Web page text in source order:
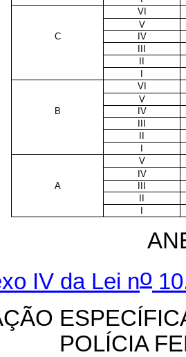
VI
V
C
IV
III
II
I
VI
V
B
IV
III
II
I
V
IV
A
III
II
I
IV da Lei no
POLÍCIA